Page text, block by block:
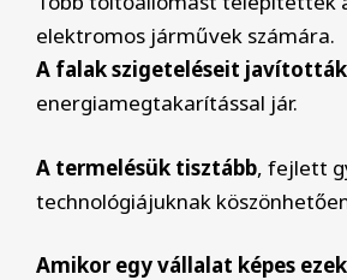
elektromos járművek számára.
A falak szigeteléseit javították
energiamegtakarítással jár.
A termelésük tisztább, fejlett
technológiájuknak
Amikor egy vállalat képes